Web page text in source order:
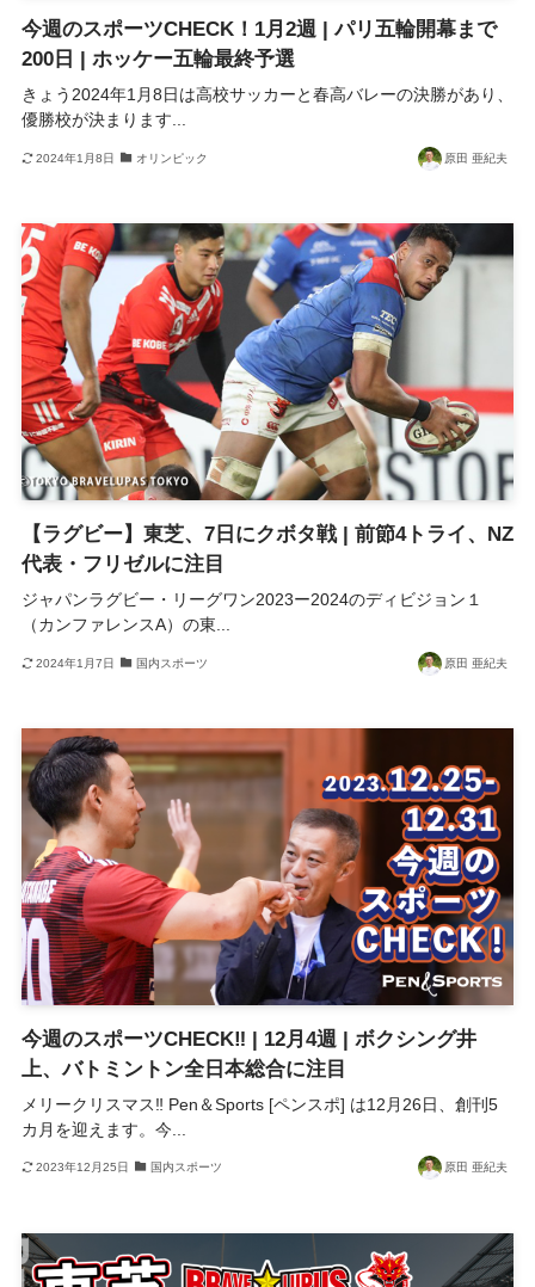
今週のスポーツCHECK！1月2週 | パリ五輪開幕まで
200日 | ホッケー五輪最終予選
きょう2024年1月8日は高校サッカーと春高バレーの決勝があり、
優勝校が決まります...
2024年1月8日 オリンピック 原田 亜紀夫
【ラグビー】東芝、7日にクボタ戦 | 前節4トライ、NZ
代表・フリゼルに注目
ジャパンラグビー・リーグワン2023ー2024のディビジョン１
（カンファレンスA）の東...
2024年1月7日 国内スポーツ 原田 亜紀夫
今週のスポーツCHECK‼ | 12月4週 | ボクシング井
上、バトミントン全日本総合に注目
メリークリスマス‼ Pen＆Sports [ペンスポ] は12月26日、創刊5
カ月を迎えます。今...
2023年12月25日 国内スポーツ 原田 亜紀夫